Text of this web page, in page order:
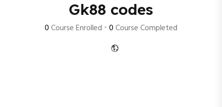
Gk88 codes
0Course Enrolled •0Course Completed